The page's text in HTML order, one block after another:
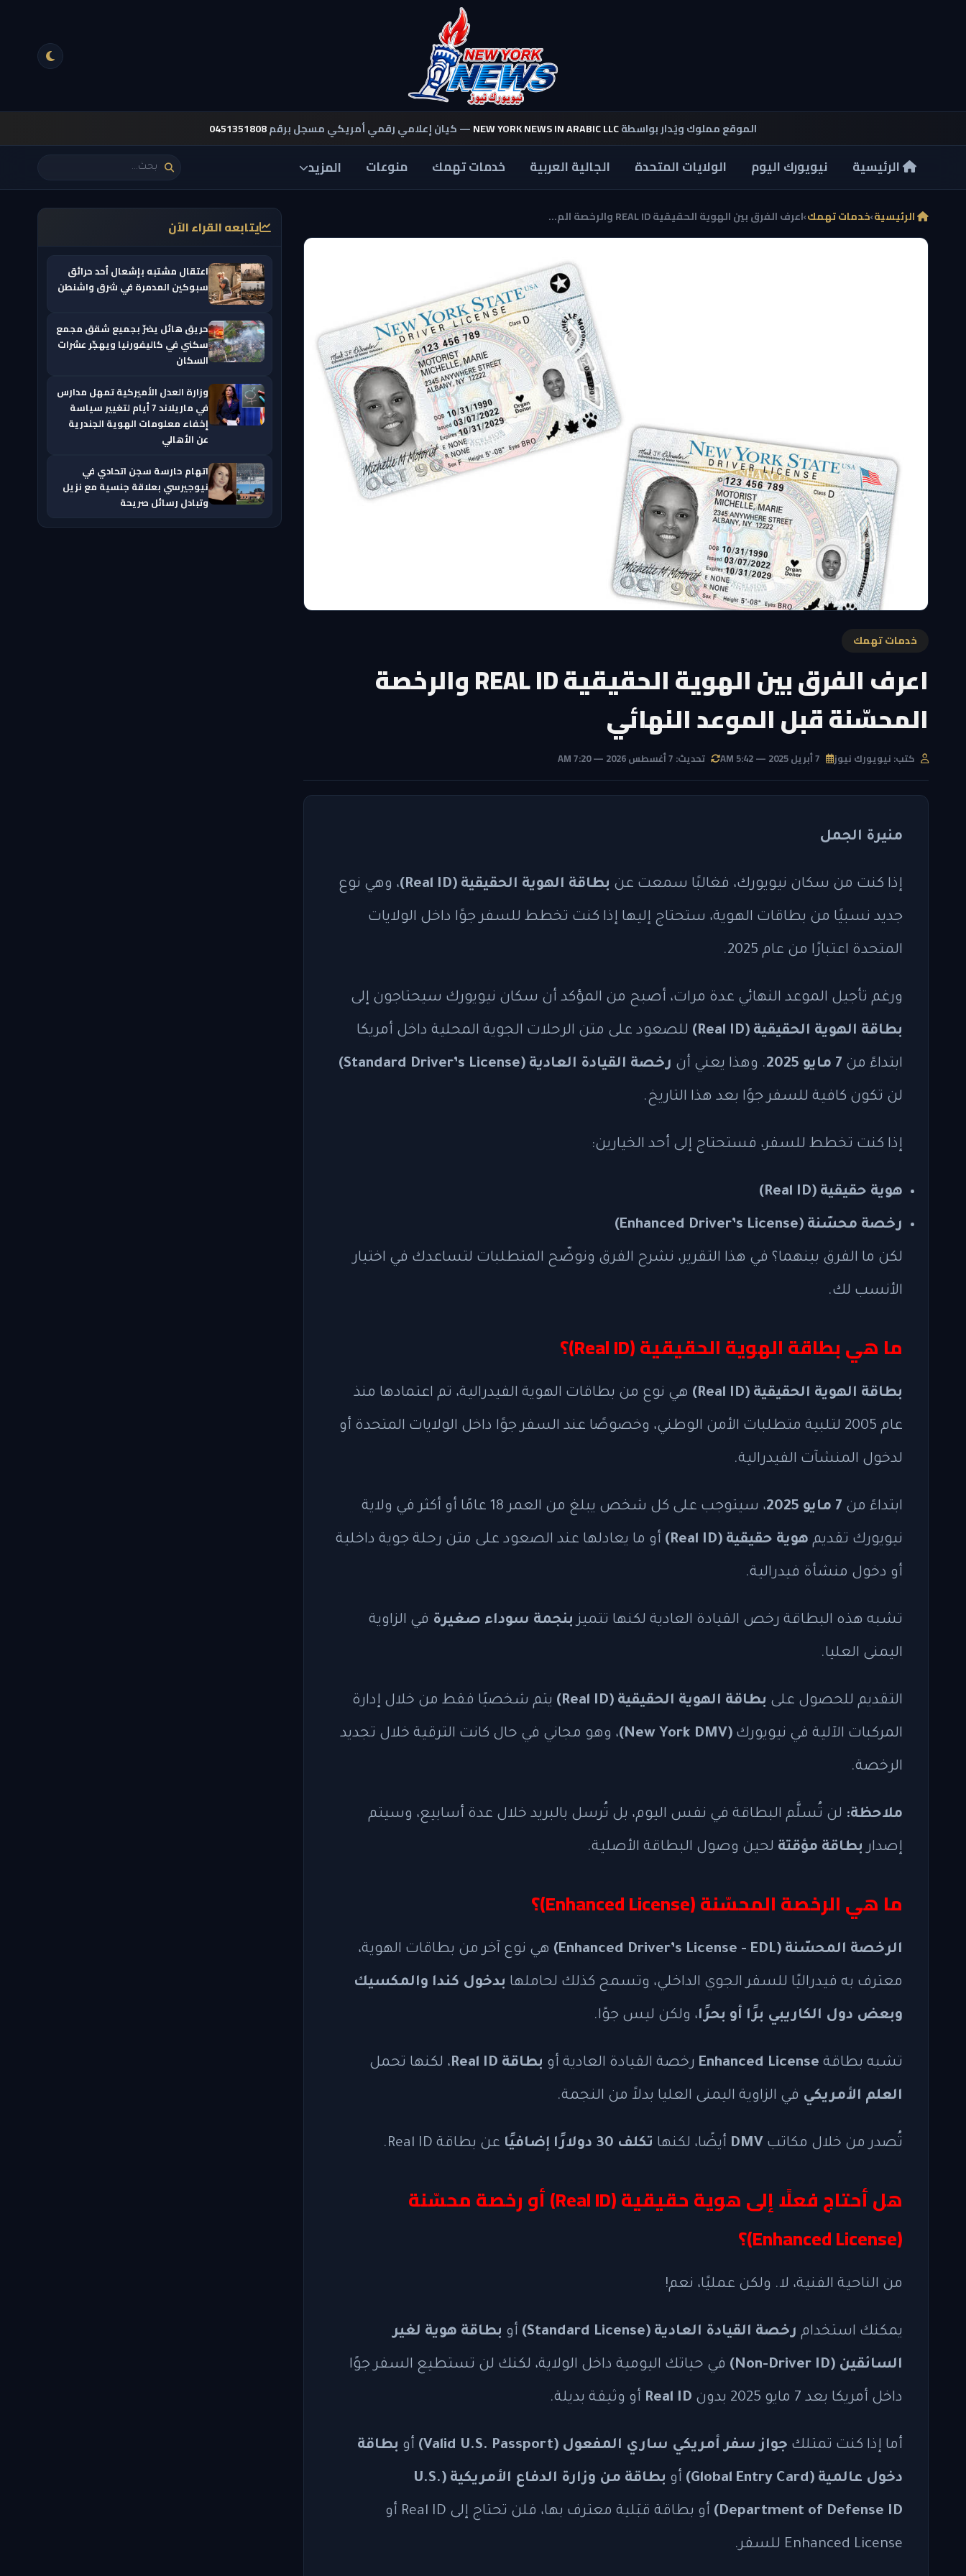
الموقع مملوك ويُدار بواسطةNEW YORK NEWS IN ARABIC LLC— كيان إعلامي رقمي أمريكي مسجل برقم0451351808
الرئيسية نيويورك اليوم الولايات المتحدة الجالية العربية خدمات تهمك منوعات المزيد
الرئيسية›خدمات تهمك›اعرف الفرق بين الهوية الحقيقية REAL ID والرخصة الم...
خدمات تهمك
اعرف الفرق بين الهوية الحقيقية REAL ID والرخصة
المحسّنة قبل الموعد النهائي
كتب: نيويورك نيوز تحديث: 7 أغسطس 2026 — 7:20 AM
منيرة الجمل
إذا كنت من سكان نيويورك، فغالبًا سمعت عن بطاقة الهوية الحقيقية (Real ID) ، وهي نوع
جديد نسبيًا من بطاقات الهوية، ستحتاج إليها إذا كنت تخطط للسفر جوًا داخل الولايات
المتحدة اعتبارًا من عام 2025.
ورغم تأجيل الموعد النهائي عدة مرات، أصبح من المؤكد أن سكان نيويورك سيحتاجون إلى
بطاقة الهوية الحقيقية (Real ID) للصعود على متن الرحلات الجوية المحلية داخل أمريكا
ابتداءً من 7 مايو 2025 . وهذا يعني أن رخصة القيادة العادية (Standard Driver’s License)
لن تكون كافية للسفر جوًا بعد هذا التاريخ.
إذا كنت تخطط للسفر، فستحتاج إلى أحد الخيارين:
هوية حقيقية (Real ID)
رخصة محسّنة (Enhanced Driver’s License)
لكن ما الفرق بينهما؟ في هذا التقرير، نشرح الفرق ونوضّح المتطلبات لتساعدك في اختيار
الأنسب لك.
ما هي بطاقة الهوية الحقيقية (Real ID)؟
بطاقة الهوية الحقيقية (Real ID) هي نوع من بطاقات الهوية الفيدرالية، تم اعتمادها منذ
عام 2005 لتلبية متطلبات الأمن الوطني، وخصوصًا عند السفر جوًا داخل الولايات المتحدة أو
لدخول المنشآت الفيدرالية.
ابتداءً من 7 مايو 2025 ، سيتوجب على كل شخص يبلغ من العمر 18 عامًا أو أكثر في ولاية
نيويورك تقديم هوية حقيقية (Real ID) أو ما يعادلها عند الصعود على متن رحلة جوية داخلية
أو دخول منشأة فيدرالية.
تشبه هذه البطاقة رخص القيادة العادية لكنها تتميزبنجمة سوداء صغيرة في الزاوية
اليمنى العليا.
التقديم للحصول على بطاقة الهوية الحقيقية (Real ID) يتم شخصيًا فقط من خلال إدارة
المركبات الآلية في نيويورك (New York DMV) ، وهو مجاني في حال كانت الترقية خلال تجديد
الرخصة.
ملاحظة: لن تُسلَّم البطاقة في نفس اليوم، بل تُرسل بالبريد خلال عدة أسابيع، وسيتم
إصدار بطاقة مؤقتة لحين وصول البطاقة الأصلية.
ما هي الرخصة المحسّنة (Enhanced License)؟
الرخصة المحسّنة (Enhanced Driver’s License - EDL) هي نوع آخر من بطاقات الهوية،
معترف به فيدراليًا للسفر الجوي الداخلي، وتسمح كذلك لحاملها بدخول كندا والمكسيك
وبعض دول الكاريبي برًا أو بحرًا، ولكن ليس جوًا.
تشبه بطاقة Enhanced License رخصة القيادة العادية أو بطاقة Real ID ، لكنها تحمل
العلم الأمريكي في الزاوية اليمنى العليا بدلاً من النجمة.
تُصدر من خلال مكاتب DMV أيضًا، لكنها تكلف 30 دولارًا إضافيًا عن بطاقة Real ID.
هل أحتاج فعلًا إلى هوية حقيقية (Real ID) أو رخصة محسّنة
(Enhanced License)؟
من الناحية الفنية، لا. ولكن عمليًا، نعم!
يمكنك استخدام رخصة القيادة العادية (Standard License) أو بطاقة هوية لغير
السائقين (Non-Driver ID) في حياتك اليومية داخل الولاية، لكنك لن تستطيع السفر جوًا
داخل أمريكا بعد 7 مايو 2025 بدون Real ID أو وثيقة بديلة.
أما إذا كنت تمتلك جواز سفر أمريكي ساري المفعول (Valid U.S. Passport) أو بطاقة
دخول عالمية (Global Entry Card) أو بطاقة من وزارة الدفاع الأمريكية (U.S.
Department of Defense ID) أو بطاقة قبَلية معترف بها، فلن تحتاج إلى Real ID أو
Enhanced License للسفر.
يتابعه القراء الآن
اعتقال مشتبه بإشعال أحد حرائق
سبوكين المدمرة في شرق واشنطن
حريق هائل يضرّ بجميع شقق مجمع
سكني في كاليفورنيا ويهجّر عشرات
السكان
وزارة العدل الأميركية تمهل مدارس
في ماريلاند 7 أيام لتغيير سياسة
إخفاء معلومات الهوية الجندرية
عن الأهالي
اتهام حارسة سجن اتحادي في
نيوجيرسي بعلاقة جنسية مع نزيل
وتبادل رسائل صريحة